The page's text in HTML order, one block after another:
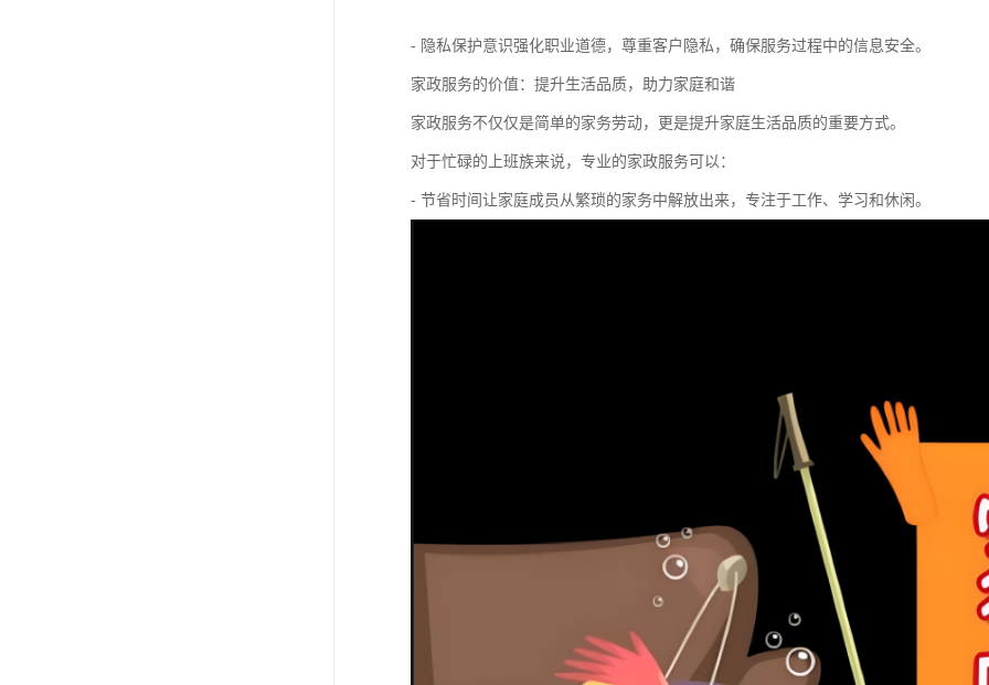
- 隐私保护意识强化职业道德，尊重客户隐私，确保服务过程中的信息安全。
家政服务的价值：提升生活品质，助力家庭和谐
家政服务不仅仅是简单的家务劳动，更是提升家庭生活品质的重要方式。
对于忙碌的上班族来说，专业的家政服务可以：
- 节省时间让家庭成员从繁琐的家务中解放出来，专注于工作、学习和休闲。